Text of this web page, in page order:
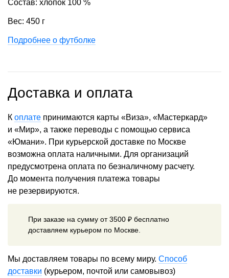
Состав: хлопок 100 %
Вес: 450 г
Подробнее о футболке
Доставка и оплата
К оплате принимаются карты «Виза», «Мастеркард»
и «Мир», а также переводы с помощью сервиса
«Юмани». При курьерской доставке по Москве
возможна оплата наличными. Для организаций
предусмотрена оплата по безналичному расчету.
До момента получения платежа товары
не резервируются.
При заказе на сумму от 3500 ₽ бесплатно
доставляем курьером по Москве.
Мы доставляем товары по всему миру. Способ
доставки (курьером, почтой или самовывоз)